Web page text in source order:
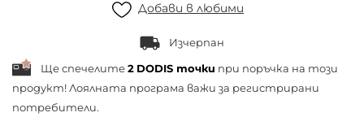
Добави в любими
Изчерпан
Ще спечелите2 DODIS точки при поръчка на този
продукт! Лоялната програма важи за регистрирани
потребители.